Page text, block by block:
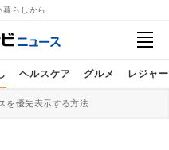
暮らしから
ヘルスケア グルメ レジャー
を優先表示する方法